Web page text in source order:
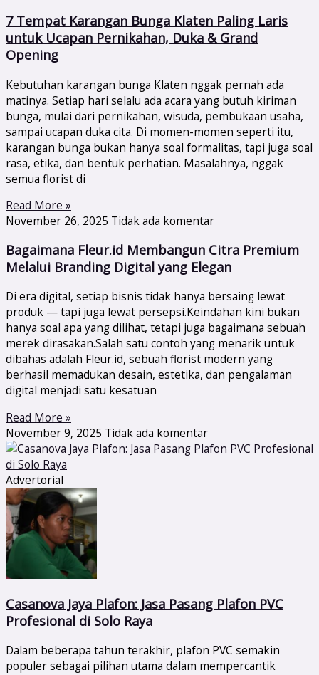
7 Tempat Karangan Bunga Klaten Paling Laris
untuk Ucapan Pernikahan, Duka & Grand
Opening
Kebutuhan karangan bunga Klaten nggak pernah ada
matinya. Setiap hari selalu ada acara yang butuh kiriman
bunga, mulai dari pernikahan, wisuda, pembukaan usaha,
sampai ucapan duka cita. Di momen-momen seperti itu,
karangan bunga bukan hanya soal formalitas, tapi juga soal
rasa, etika, dan bentuk perhatian. Masalahnya, nggak
semua florist di
Read More »
November 26, 2025 Tidak ada komentar
Bagaimana Fleur.id Membangun Citra Premium
Melalui Branding Digital yang Elegan
Di era digital, setiap bisnis tidak hanya bersaing lewat
produk — tapi juga lewat persepsi.Keindahan kini bukan
hanya soal apa yang dilihat, tetapi juga bagaimana sebuah
merek dirasakan.Salah satu contoh yang menarik untuk
dibahas adalah Fleur.id, sebuah florist modern yang
berhasil memadukan desain, estetika, dan pengalaman
digital menjadi satu kesatuan
Read More »
November 9, 2025 Tidak ada komentar
Advertorial
Casanova Jaya Plafon: Jasa Pasang Plafon PVC
Profesional di Solo Raya
Dalam beberapa tahun terakhir, plafon PVC semakin
populer sebagai pilihan utama dalam mempercantik